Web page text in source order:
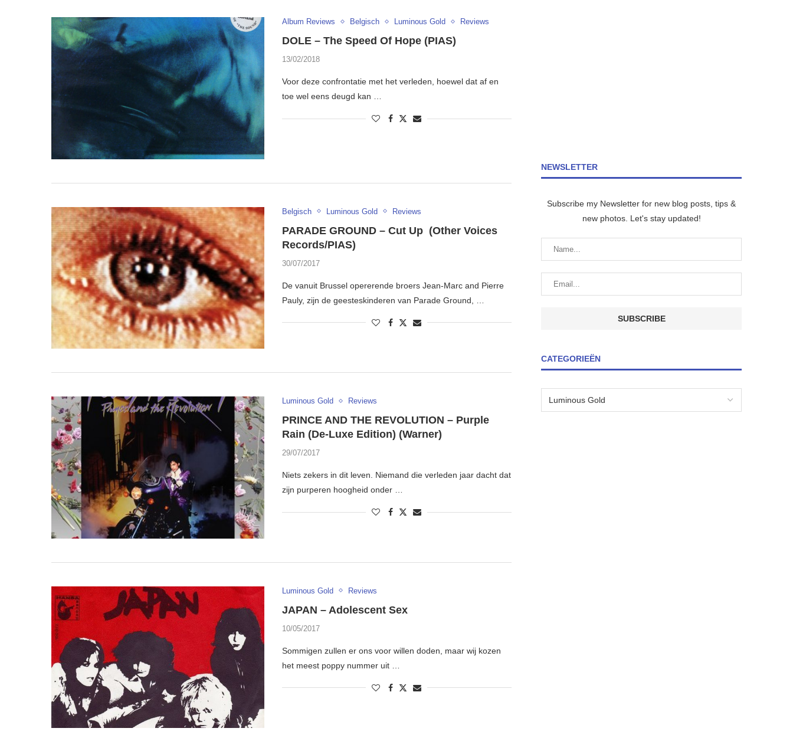
Album Reviews Belgisch Luminous Gold Reviews
DOLE – The Speed Of Hope (PIAS)
13/02/2018
Voor deze confrontatie met het verleden, hoewel dat af en
toe wel eens deugd kan …
Belgisch Luminous Gold Reviews
PARADE GROUND – Cut Up (Other Voices
Records/PIAS)
30/07/2017
De vanuit Brussel opererende broers Jean-Marc and Pierre
Pauly, zijn de geesteskinderen van Parade Ground, …
Luminous Gold Reviews
PRINCE AND THE REVOLUTION – Purple
Rain (De-Luxe Edition) (Warner)
29/07/2017
Niets zekers in dit leven. Niemand die verleden jaar dacht dat
zijn purperen hoogheid onder …
Luminous Gold Reviews
JAPAN – Adolescent Sex
10/05/2017
Sommigen zullen er ons voor willen doden, maar wij kozen
het meest poppy nummer uit …
NEWSLETTER
Subscribe my Newsletter for new blog posts, tips &
new photos. Let's stay updated!
CATEGORIEËN